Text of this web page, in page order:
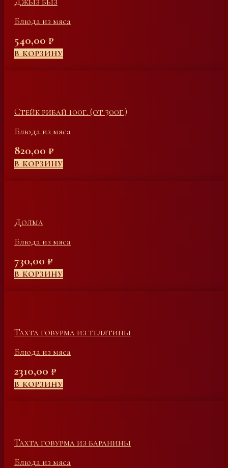
Блюда из мяса
540,00 ₽
В КОРЗИНУ
Стейк рибай 100г. (от 300г.)
Блюда из мяса
820,00 ₽
В КОРЗИНУ
Долма
Блюда из мяса
730,00 ₽
В КОРЗИНУ
Тахта говурма из телятины
Блюда из мяса
2310,00 ₽
В КОРЗИНУ
Тахта говурма из баранины
Блюда из мяса